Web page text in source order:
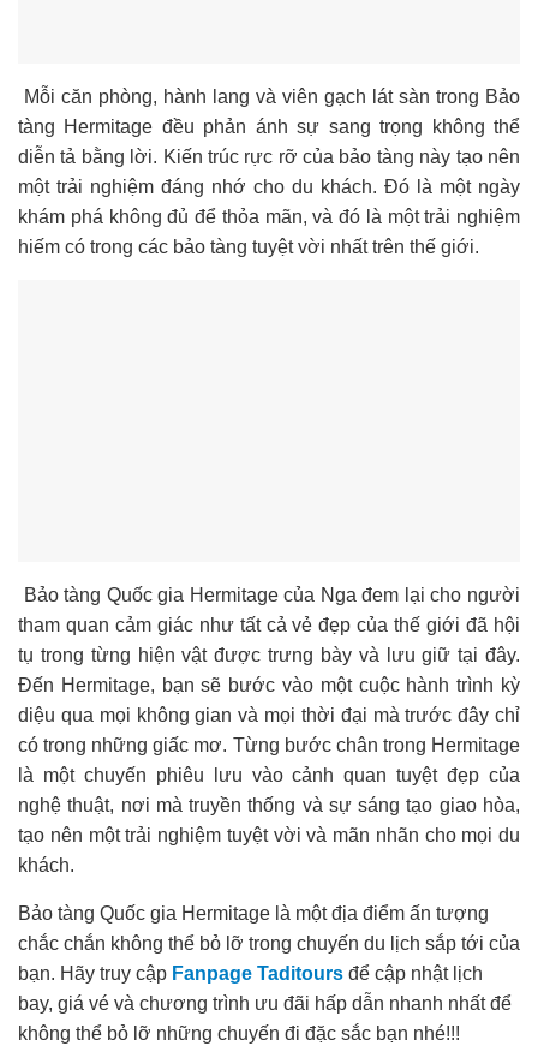
Mỗi căn phòng, hành lang và viên gạch lát sàn trong Bảo
tàng Hermitage đều phản ánh sự sang trọng không thể
diễn tả bằng lời. Kiến trúc rực rỡ của bảo tàng này tạo nên
một trải nghiệm đáng nhớ cho du khách. Đó là một ngày
khám phá không đủ để thỏa mãn, và đó là một trải nghiệm
hiếm có trong các bảo tàng tuyệt vời nhất trên thế giới.
Bảo tàng Quốc gia Hermitage của Nga đem lại cho người
tham quan cảm giác như tất cả vẻ đẹp của thế giới đã hội
tụ trong từng hiện vật được trưng bày và lưu giữ tại đây.
Đến Hermitage, bạn sẽ bước vào một cuộc hành trình kỳ
diệu qua mọi không gian và mọi thời đại mà trước đây chỉ
có trong những giấc mơ. Từng bước chân trong Hermitage
là một chuyến phiêu lưu vào cảnh quan tuyệt đẹp của
nghệ thuật, nơi mà truyền thống và sự sáng tạo giao hòa,
tạo nên một trải nghiệm tuyệt vời và mãn nhãn cho mọi du
khách.
Bảo tàng Quốc gia Hermitage là một địa điểm ấn tượng
chắc chắn không thể bỏ lỡ trong chuyến du lịch sắp tới của
bạn. Hãy truy cập Fanpage Taditours để cập nhật lịch
bay, giá vé và chương trình ưu đãi hấp dẫn nhanh nhất để
không thể bỏ lỡ những chuyến đi đặc sắc bạn nhé!!!